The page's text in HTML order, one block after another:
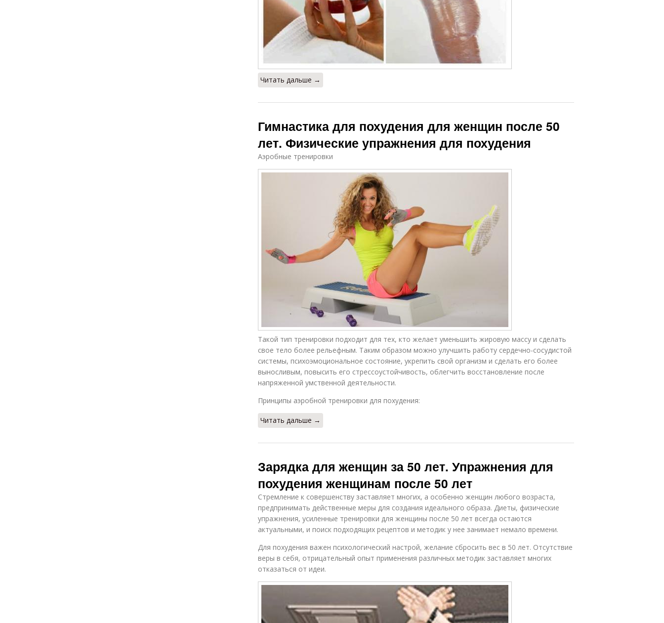
Читать дальше →
Гимнастика для похудения для женщин после 50
лет. Физические упражнения для похудения
Аэробные тренировки
Такой тип тренировки подходит для тех, кто желает уменьшить жировую массу и сделать
свое тело более рельефным. Таким образом можно улучшить работу сердечно-сосудистой
системы, психоэмоциональное состояние, укрепить свой организм и сделать его более
выносливым, повысить его стрессоустойчивость, облегчить восстановление после
напряженной умственной деятельности.
Принципы аэробной тренировки для похудения:
Читать дальше →
Зарядка для женщин за 50 лет. Упражнения для
похудения женщинам после 50 лет
Стремление к совершенству заставляет многих, а особенно женщин любого возраста,
предпринимать действенные меры для создания идеального образа. Диеты, физические
упражнения, усиленные тренировки для женщины после 50 лет всегда остаются
актуальными, и поиск подходящих рецептов и методик у нее занимает немало времени.
Для похудения важен психологический настрой, желание сбросить вес в 50 лет. Отсутствие
веры в себя, отрицательный опыт применения различных методик заставляет многих
отказаться от идеи.